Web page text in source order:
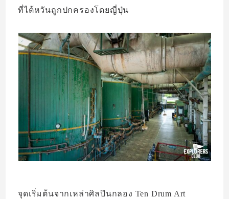
ที่ไต้หวันถูกปกครองโดยญี่ปุ่น
จุดเริ่มต้นจากเหล่าศิลปินกลอง Ten Drum Art